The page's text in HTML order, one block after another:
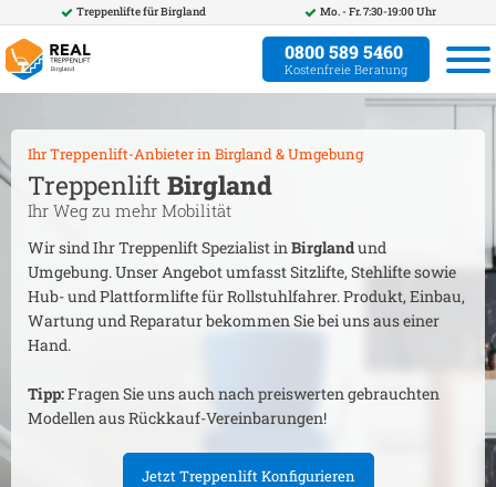
Treppenlifte fürBirgland Mo. - Fr. 7:30-19:00 Uhr
0800 589 5460
Kostenfreie Beratung
Ihr Treppenlift-Anbieter in Birgland& Umgebung
Treppenlift Birgland
Ihr Weg zu mehr Mobilität
Wir sind Ihr Treppenlift Spezialist inBirglandund
Umgebung. Unser Angebot umfasst Sitzlifte, Stehlifte sowie
Hub- und Plattformlifte für Rollstuhlfahrer. Produkt, Einbau,
Wartung und Reparatur bekommen Sie bei uns aus einer
Hand.
Tipp:Fragen Sie uns auch nach preiswerten gebrauchten
Modellen aus Rückkauf-Vereinbarungen!
Jetzt Treppenlift Konfigurieren